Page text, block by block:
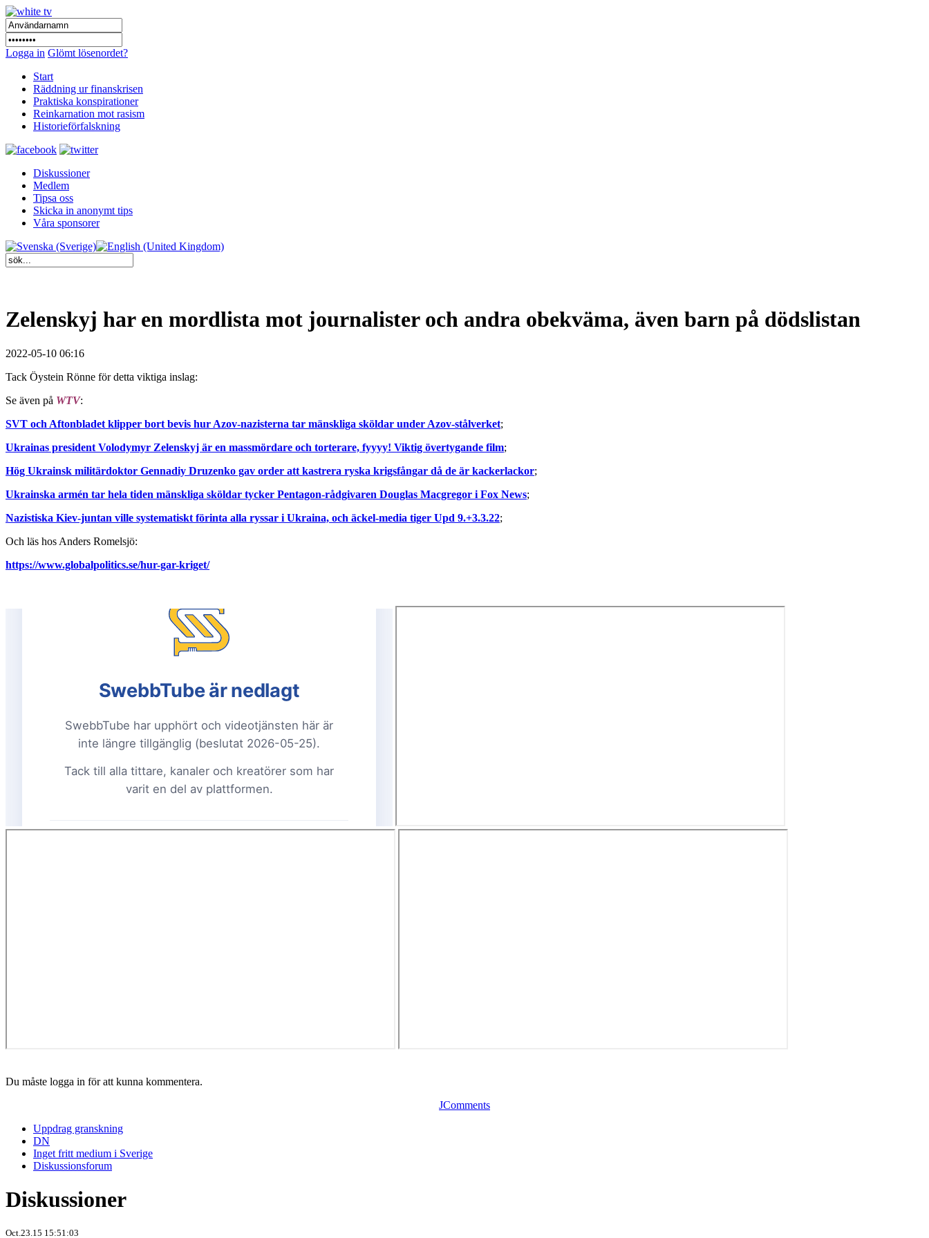
Logga in Glömt lösenordet?
Start
Räddning ur finanskrisen
Praktiska konspirationer
Reinkarnation mot rasism
Historieförfalskning
Diskussioner
Medlem
Tipsa oss
Skicka in anonymt tips
Våra sponsorer
Zelenskyj har en mordlista mot journalister och andra obekväma, även barn på dödslistan
2022-05-10 06:16
Tack Öystein Rönne för detta viktiga inslag:
Se även på WTV:
SVT och Aftonbladet klipper bort bevis hur Azov-nazisterna tar mänskliga sköldar under Azov-stålverket;
Ukrainas president Volodymyr Zelenskyj är en massmördare och torterare, fyyyy! Viktig övertygande film;
Hög Ukrainsk militärdoktor Gennadiy Druzenko gav order att kastrera ryska krigsfångar då de är kackerlackor;
Ukrainska armén tar hela tiden mänskliga sköldar tycker Pentagon-rådgivaren Douglas Macgregor i Fox News;
Nazistiska Kiev-juntan ville systematiskt förinta alla ryssar i Ukraina, och äckel-media tiger Upd 9.+3.3.22;
Och läs hos Anders Romelsjö:
https://www.globalpolitics.se/hur-gar-kriget/
Du måste logga in för att kunna kommentera.
JComments
Uppdrag granskning
DN
Inget fritt medium i Sverige
Diskussionsforum
Diskussioner
Oct.23.15 15:51:03